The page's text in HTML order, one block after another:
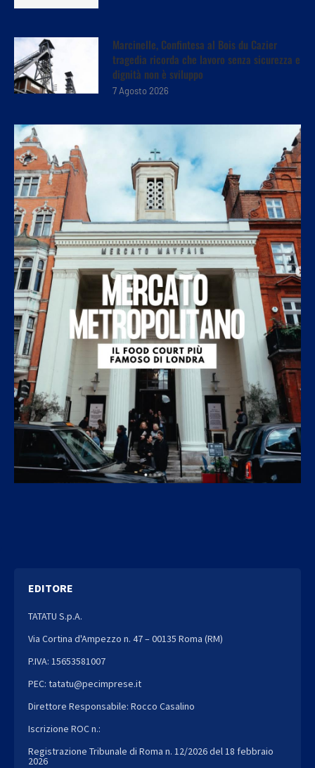
Marcinelle, Confintesa al Bois du Cazier
tragedia ricorda che lavoro senza sicurezza e
dignità non è sviluppo
7 Agosto 2026
EDITORE
TATATU S.p.A.
Via Cortina d'Ampezzo n. 47 – 00135 Roma (RM)
P.IVA: 15653581007
PEC: tatatu@pecimprese.it
Direttore Responsabile: Rocco Casalino
Iscrizione ROC n.:
Registrazione Tribunale di Roma n. 12/2026 del 18 febbraio
2026